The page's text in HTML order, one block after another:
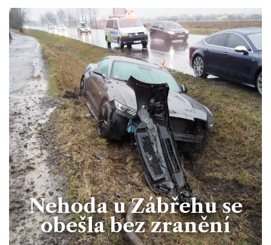
Nehoda u Zábřehu se
obešla bez zranění